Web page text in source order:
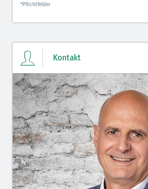
*Pflichtfelder
Kontakt